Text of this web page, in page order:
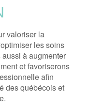
valoriser la
les soins
à augmenter
et favoriserons
afin
des québécois et